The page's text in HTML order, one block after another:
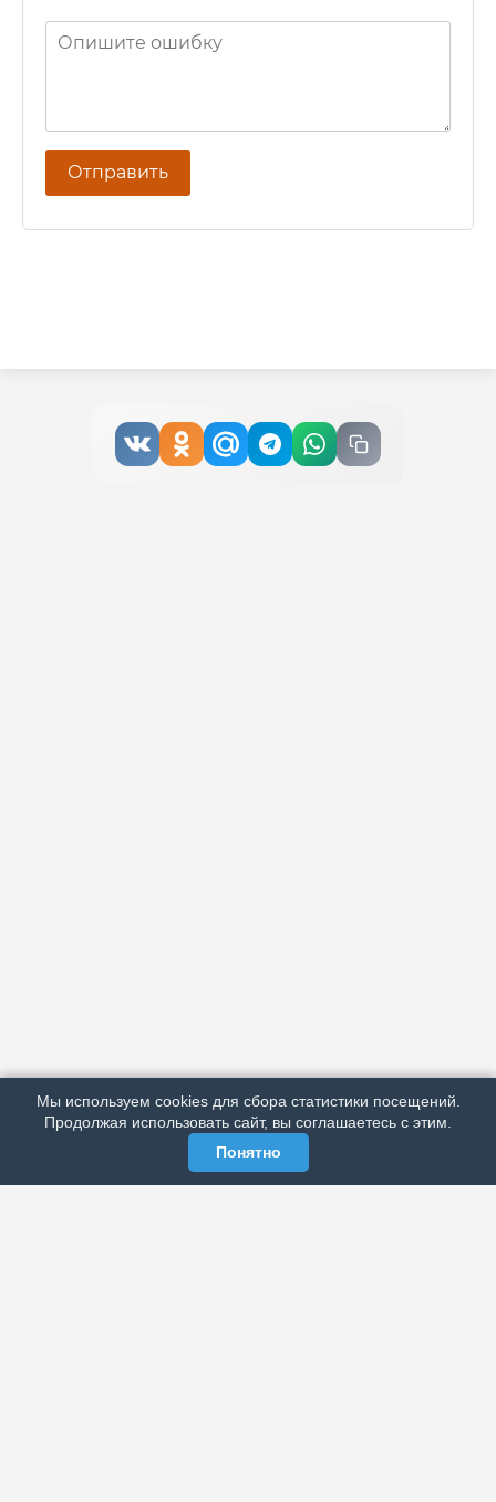
РЕКЛАМА У НАС
МЫ В СОЦСЕТЯХ
Отправить
Мы используем cookies для сбора статистики посещений.
Продолжая использовать сайт, вы соглашаетесь с этим.
Понятно